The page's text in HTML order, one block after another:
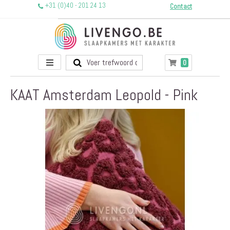
+31 (0)40 - 201 24 13 Contact
Toggle
Nav
Winkelwagen
0producten
KAAT Amsterdam Leopold - Pink
afbeeldingen-